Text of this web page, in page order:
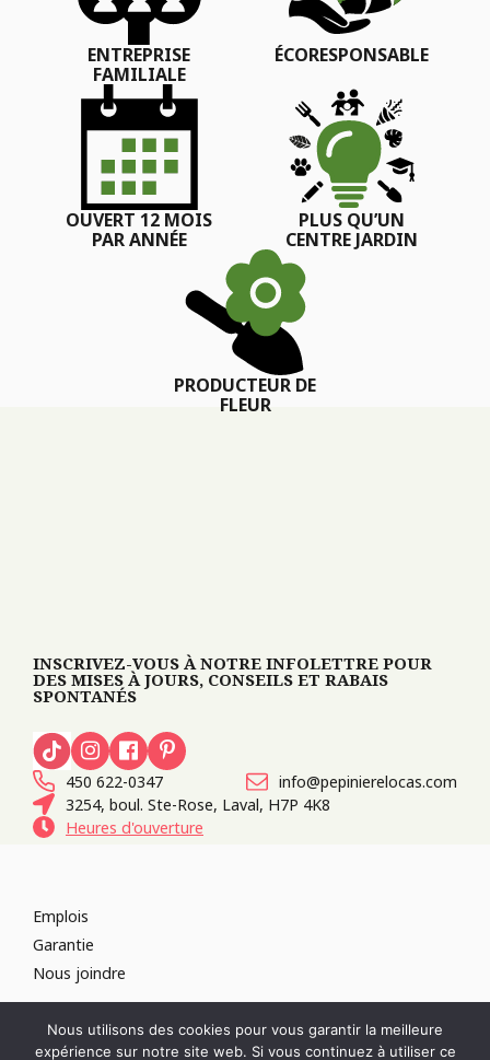
ENTREPRISE
FAMILIALE
ÉCORESPONSABLE
OUVERT 12 MOIS
PAR ANNÉE
PLUS QU’UN
CENTRE JARDIN
PRODUCTEUR DE
FLEUR
INSCRIVEZ-VOUS À NOTRE INFOLETTRE POUR
DES MISES À JOURS, CONSEILS ET RABAIS
SPONTANÉS
450 622-0347
info@pepinierelocas.com
3254, boul. Ste-Rose, Laval, H7P 4K8
Heures d'ouverture
Emplois
Garantie
Nous joindre
SITES WEB :PAR DESIGN, AGENCE WEB
RÉVOQUER LE CONSENTEMENT
Nous utilisons des cookies pour vous garantir la meilleure
expérience sur notre site web. Si vous continuez à utiliser ce